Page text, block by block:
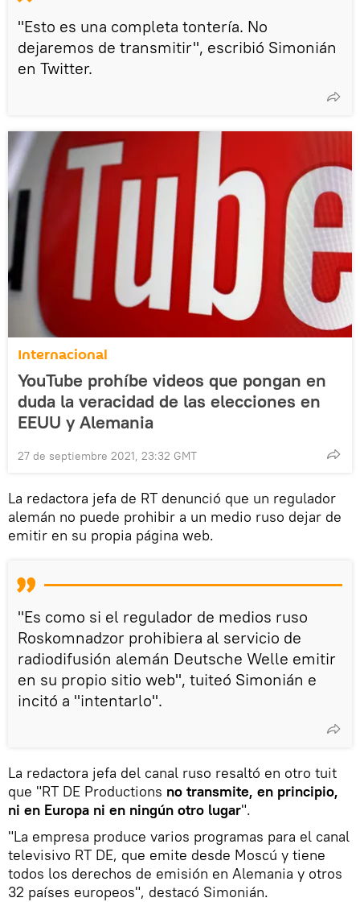
"Esto es una completa tontería. No
dejaremos de transmitir", escribió Simonián
en Twitter.
Internacional
YouTube prohíbe videos que pongan en
duda la veracidad de las elecciones en
EEUU y Alemania
27 de septiembre 2021, 23:32 GMT
La redactora jefa de RT denunció que un regulador
alemán no puede prohibir a un medio ruso dejar de
emitir en su propia página web.
"Es como si el regulador de medios ruso
Roskomnadzor prohibiera al servicio de
radiodifusión alemán Deutsche Welle emitir
en su propio sitio web", tuiteó Simonián e
incitó a "intentarlo".
La redactora jefa del canal ruso resaltó en otro tuit
que "RT DE Productions no transmite, en principio,
ni en Europa ni en ningún otro lugar".
"La empresa produce varios programas para el canal
televisivo RT DE, que emite desde Moscú y tiene
todos los derechos de emisión en Alemania y otros
32 países europeos", destacó Simonián.